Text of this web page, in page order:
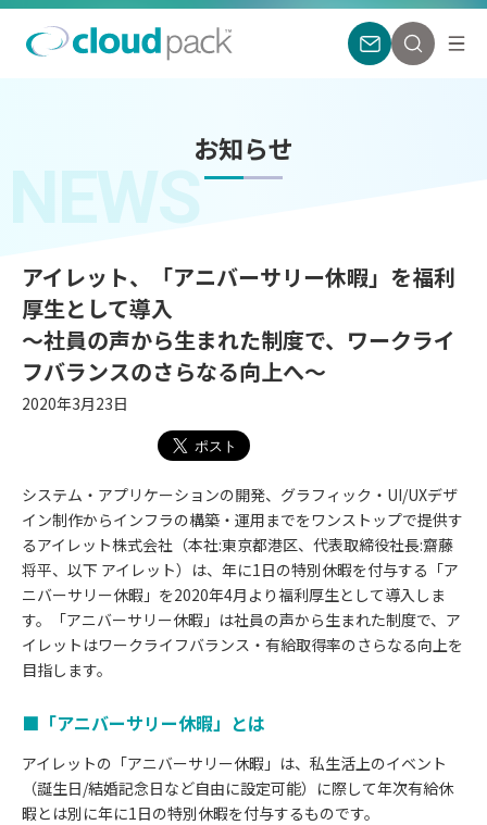
お知らせ
NEWS
アイレット、「アニバーサリー休暇」を福利
厚生として導入
〜社員の声から生まれた制度で、ワークライ
フバランスのさらなる向上へ〜
2020年3月23日
システム・アプリケーションの開発、グラフィック・UI/UXデザ
イン制作からインフラの構築・運用までをワンストップで提供す
るアイレット株式会社（本社:東京都港区、代表取締役社長:齋藤
将平、以下 アイレット）は、年に1日の特別休暇を付与する「ア
ニバーサリー休暇」を2020年4月より福利厚生として導入しま
す。「アニバーサリー休暇」は社員の声から生まれた制度で、ア
イレットはワークライフバランス・有給取得率のさらなる向上を
目指します。
■「アニバーサリー休暇」とは
アイレットの「アニバーサリー休暇」は、私生活上のイベント
（誕生日/結婚記念日など自由に設定可能）に際して年次有給休
暇とは別に年に1日の特別休暇を付与するものです。